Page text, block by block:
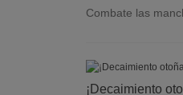
Combate las
¡Decaimiento